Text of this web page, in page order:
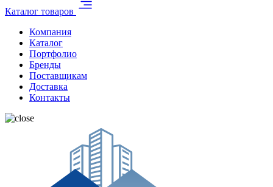
Каталог товаров
Компания
Каталог
Портфолио
Бренды
Поставщикам
Доставка
Контакты